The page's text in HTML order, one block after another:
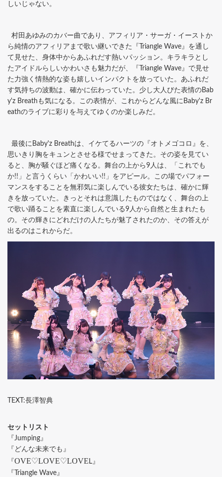
しいじゃない。
村田あゆみのカバー曲であり、アフィリア・サーガ・イーストか
ら純情のアフィリアまで歌い継いできた『Triangle Wave』を通し
て見せた、身体中からあふれだす熱いパッション。キラキラとし
たアイドルらしいかわいさも魅力だが、『Triangle Wave』で見せ
た力強く情熱的な姿も嬉しいインパクトを放っていた。あふれだ
す気持ちの波動は、確かに伝わっていた。少し大人びた表情のBab
y'z Breathも気になる。この表情が、これからどんな風にBaby'z Br
eathのライブに彩りを与えてゆくのか楽しみだ。
最後にBaby'z Breathは、イケてるハーツの『オトメゴコロ』を、
思いきり胸をキュンとさせる様でせまってきた。その姿を見てい
ると、胸が騒ぐほど痛くなる。舞台の上から9人は、「これでも
か!!」と言うくらい「かわいい!!」をアピール。この場でパフォー
マンスをすることを無邪気に楽しんでいる彼女たちは、確かに輝
きを放っていた。きっとそれは意識したものではなく、舞台の上
で歌い踊ることを素直に楽しんでいる9人から自然と生まれたも
の。その輝きにどれだけの人たちが魅了されたのか、その答えが
出るのはこれからだ。
TEXT:長澤智典
セットリスト
『Jumping』
『どんな未来でも』
『 OVE♡LOVE♡LOVE L』
『Triangle Wave』